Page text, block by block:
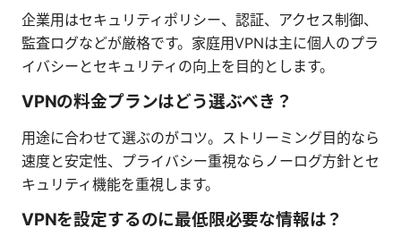
企業用はセキュリティポリシー、認証、アクセス制御、
監査ログなどが厳格です。家庭用VPNは主に個人のプラ
イバシーとセキュリティの向上を目的とします。
VPNの料金プランはどう選ぶべき？
用途に合わせて選ぶのがコツ。ストリーミング目的なら
速度と安定性、プライバシー重視ならノーログ方針とセ
キュリティ機能を重視します。
VPNを設定するのに最低限必要な情報は？